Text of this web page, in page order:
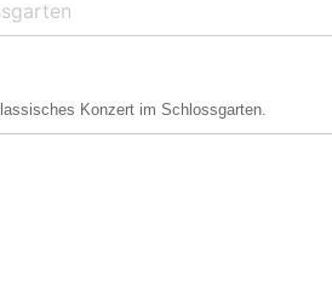
Konzert im Schlossgarten.